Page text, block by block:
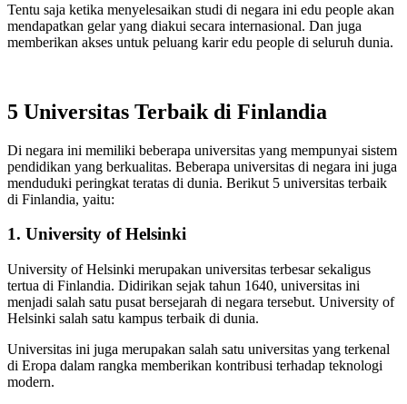
Tentu saja ketika menyelesaikan studi di negara ini edu people akan
mendapatkan gelar yang diakui secara internasional. Dan juga
memberikan akses untuk peluang karir edu people di seluruh dunia.
5 Universitas Terbaik di Finlandia
Di negara ini memiliki beberapa universitas yang mempunyai sistem
pendidikan yang berkualitas. Beberapa universitas di negara ini juga
menduduki peringkat teratas di dunia. Berikut 5 universitas terbaik
di Finlandia, yaitu:
1. University of Helsinki
University of Helsinki merupakan universitas terbesar sekaligus
tertua di Finlandia. Didirikan sejak tahun 1640, universitas ini
menjadi salah satu pusat bersejarah di negara tersebut. University of
Helsinki salah satu kampus terbaik di dunia.
Universitas ini juga merupakan salah satu universitas yang terkenal
di Eropa dalam rangka memberikan kontribusi terhadap teknologi
modern.